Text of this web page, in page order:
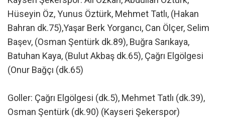
Hüseyin Öz, Yunus Öztürk, Mehmet Tatlı, (Hakan
Bahran dk.75),Yaşar Berk Yorgancı, Can Ölçer, Selim
Başev, (Osman Şentürk dk.89), Buğra Sarıkaya,
Batuhan Kaya, (Bulut Akbaş dk.65), Çağrı Elgölgesi
(Onur Bağçı (dk.65)
Goller: Çağrı Elgölgesi (dk.5), Mehmet Tatlı (dk.39),
Osman Şentürk (dk.90) (Kayseri Şekerspor)